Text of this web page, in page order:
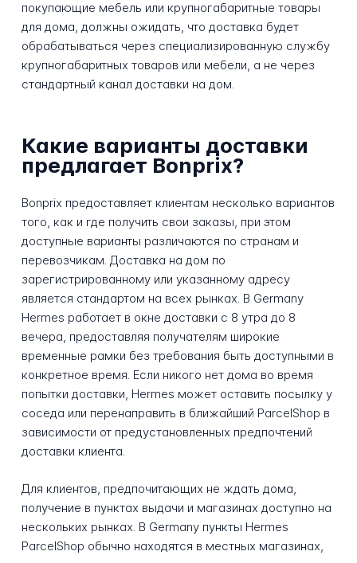
покупающие мебель или крупногабаритные товары
для дома, должны ожидать, что доставка будет
обрабатываться через специализированную службу
крупногабаритных товаров или мебели, а не через
стандартный канал доставки на дом.
Какие варианты доставки
предлагает Bonprix?
Bonprix предоставляет клиентам несколько вариантов
того, как и где получить свои заказы, при этом
доступные варианты различаются по странам и
перевозчикам. Доставка на дом по
зарегистрированному или указанному адресу
является стандартом на всех рынках. В Germany
Hermes работает в окне доставки с 8 утра до 8
вечера, предоставляя получателям широкие
временные рамки без требования быть доступными в
конкретное время. Если никого нет дома во время
попытки доставки, Hermes может оставить посылку у
соседа или перенаправить в ближайший ParcelShop в
зависимости от предустановленных предпочтений
доставки клиента.
Для клиентов, предпочитающих не ждать дома,
получение в пунктах выдачи и магазинах доступно на
нескольких рынках. В Germany пункты Hermes
ParcelShop обычно находятся в местных магазинах,